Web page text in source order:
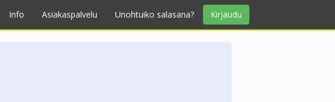
Info Asiakaspalvelu Unohtuiko salasana? Kirjaudu